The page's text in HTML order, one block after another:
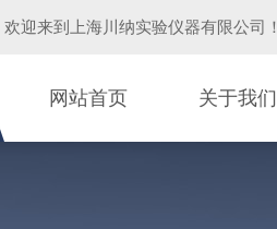
欢迎来到 上海川纳实验仪器有限公司 ！
网站首页 关于我们